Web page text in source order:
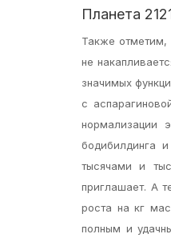
Планета
Также отметим,
не
значимых
с
нормализации
бодибилдинга
тысячами и
приглашает. А
роста на кг
полным и